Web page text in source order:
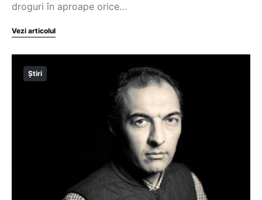
droguri în aproape orice…
Vezi articolul
Știri